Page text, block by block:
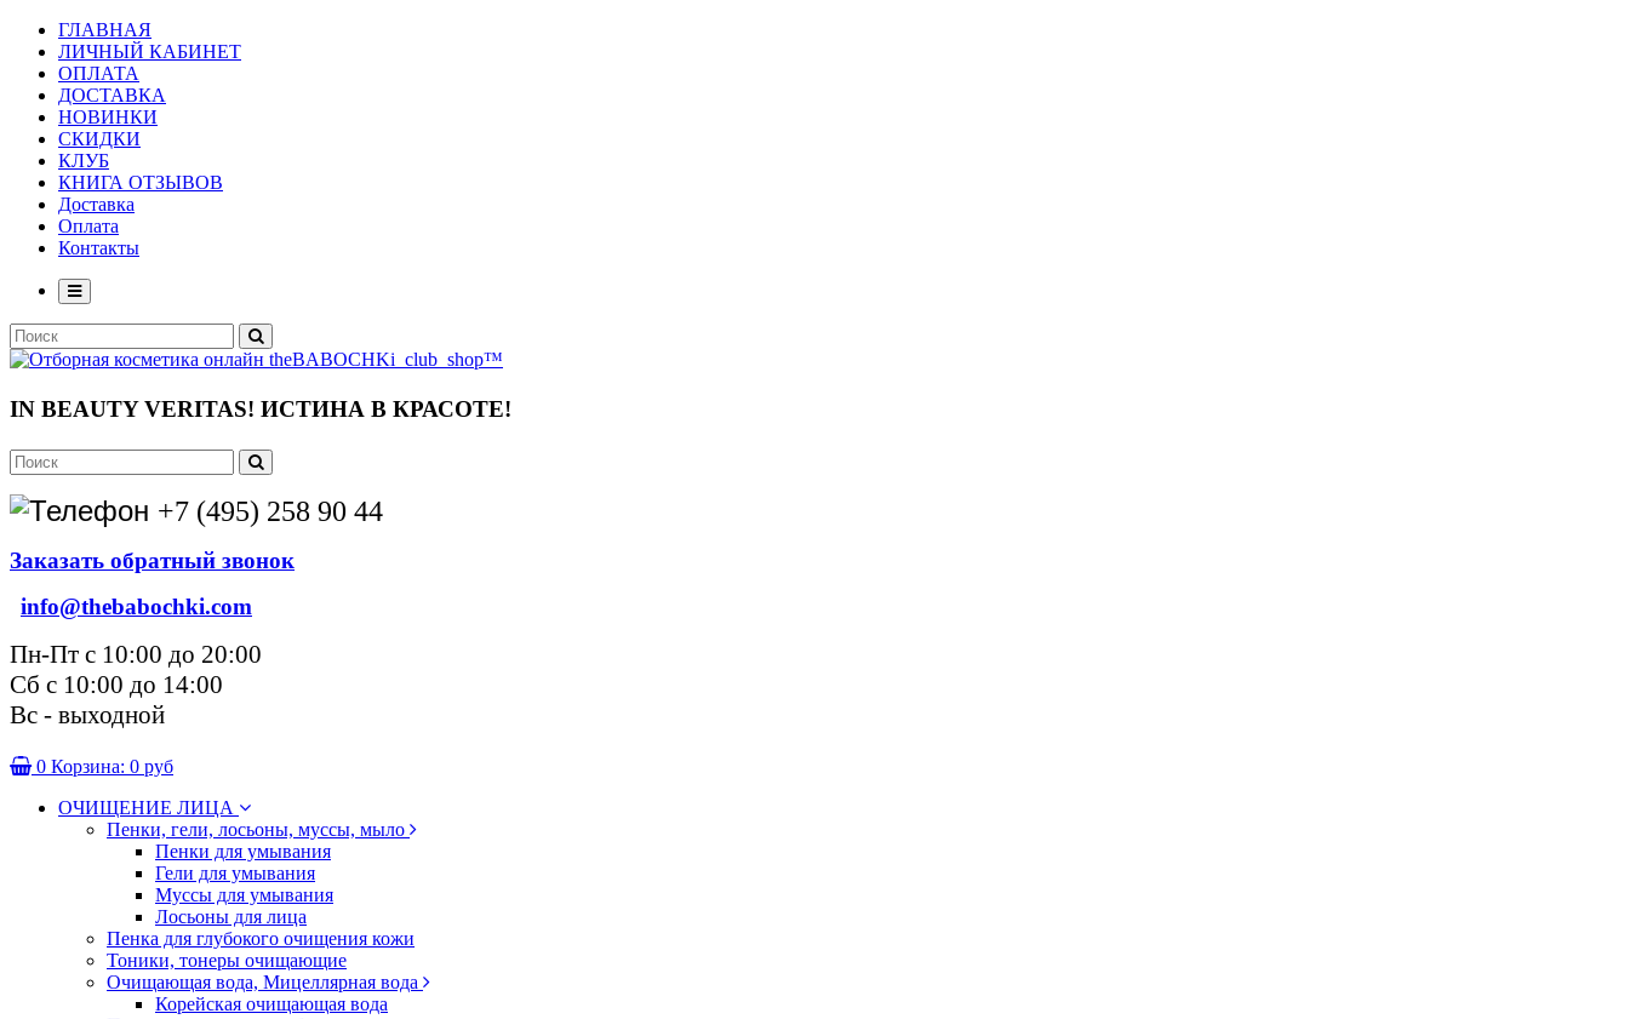
ГЛАВНАЯ
ЛИЧНЫЙ КАБИНЕТ
ОПЛАТА
ДОСТАВКА
НОВИНКИ
СКИДКИ
КЛУБ
КНИГА ОТЗЫВОВ
Доставка
Оплата
Контакты
IN BEAUTY VERITAS! ИСТИНА В КРАСОТЕ!
+7 (495) 258 90 44
Заказать обратный звонок
info@thebabochki.com
Пн-Пт с 10:00 до 20:00
Сб с 10:00 до 14:00
Вс - выходной
0 Корзина: 0 руб
ОЧИЩЕНИЕ ЛИЦА
Пенки, гели, лосьоны, муссы, мыло
Пенки для умывания
Гели для умывания
Муссы для умывания
Лосьоны для лица
Пенка для глубокого очищения кожи
Тоники, тонеры очищающие
Очищающая вода, Мицеллярная вода
Корейская очищающая вода